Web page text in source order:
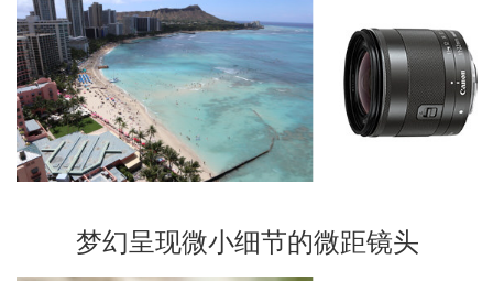
梦幻呈现微小细节的微距镜头